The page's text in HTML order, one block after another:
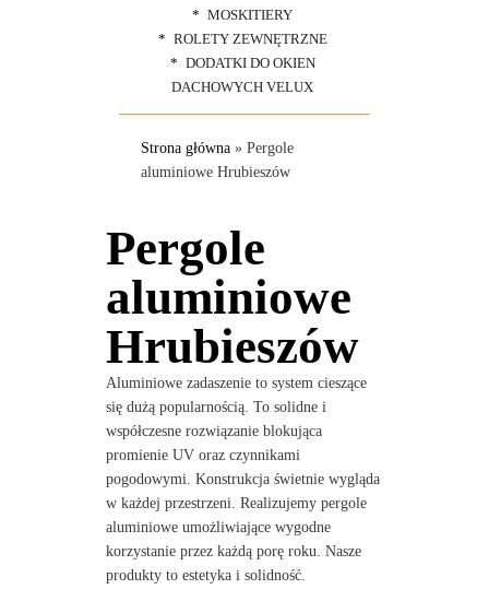
MOSKITIERY
ROLETY ZEWNĘTRZNE
DODATKI DO OKIEN
DACHOWYCH VELUX
Strona główna » Pergole
aluminiowe Hrubieszów
Pergole
aluminiowe
Hrubieszów
Aluminiowe zadaszenie to system cieszące
się dużą popularnością. To solidne i
współczesne rozwiązanie blokująca
promienie UV oraz czynnikami
pogodowymi. Konstrukcja świetnie wygląda
w każdej przestrzeni. Realizujemy pergole
aluminiowe umożliwiające wygodne
korzystanie przez każdą porę roku. Nasze
produkty to estetyka i solidność.